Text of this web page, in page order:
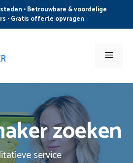
• Betrouwbare & voordelige
• Gratis offerte opvragen
Menu
zoeken
service